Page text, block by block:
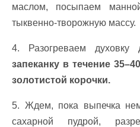
маслом, посыпаем
тыквенно-творожную массу.
4. Разогреваем
запеканку в течение
золотистой корочки.
5. Ждем, пока выпечка
сахарной пудрой,